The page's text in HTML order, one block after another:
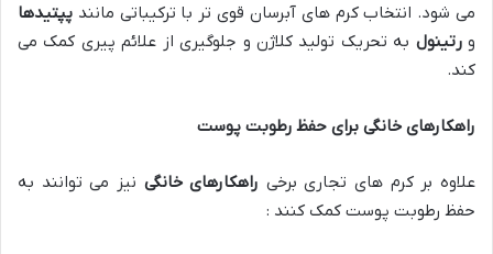
می شود. انتخاب کرم های آبرسان قوی تر با ترکیباتی مانند پپتیدها
ورتینول به تحریک تولید کلاژن و جلوگیری از علائم پیری کمک می
کند.
راهکارهای خانگی برای حفظ رطوبت پوست
علاوه بر کرم های تجاری برخی راهکارهای خانگی نیز می توانند به
حفظ رطوبت پوست کمک کنند :